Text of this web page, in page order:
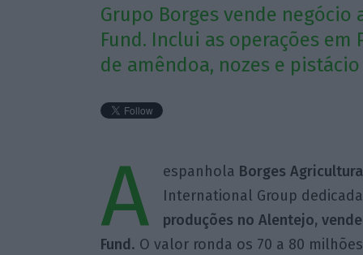
Grupo Borges vende
Fund. Inclui as operações
de amêndoa, nozes e
A espanhola Borges
International Group
produções no Alentejo,
Fund . O valor ronda os 70 a 80